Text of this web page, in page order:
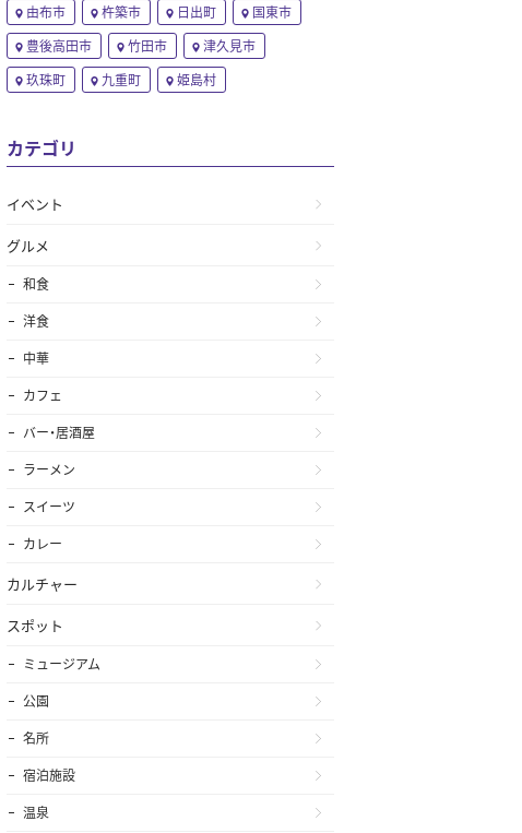
由布市
杵築市 日出町
国東市
豊後高田市
竹田市
津久見市
玖珠町
九重町 姫島村
カテゴリ
イベント
グルメ
和食
洋食
中華
カフェ
バー・居酒屋
ラーメン
スイーツ
カレー
カルチャー
スポット
ミュージアム
公園
名所
宿泊施設
温泉